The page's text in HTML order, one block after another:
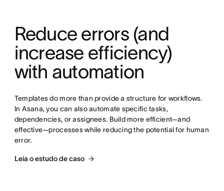
Reduce errors (and
increase efficiency)
with automation
Templates do more than provide a structure for workflows.
In Asana, you can also automate specific tasks,
dependencies, or assignees. Build more efficient—and
effective—processes while reducing the potential for human
error.
Leia o estudo de caso